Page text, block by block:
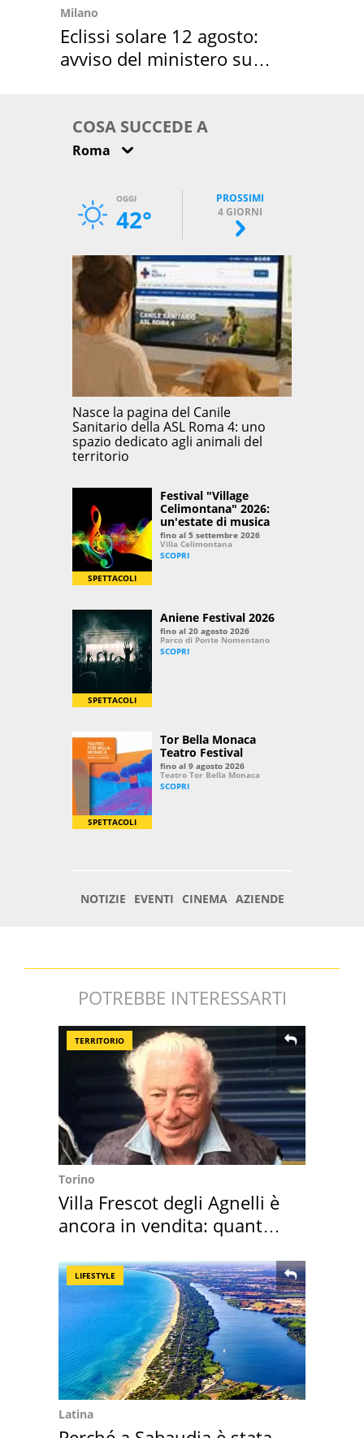
Milano
Eclissi solare 12 agosto:
avviso del ministero su
POTREBBE INTERESSARTI
TERRITORIO
Torino
Villa Frescot degli Agnelli è
ancora in vendita: quanto
LIFESTYLE
Latina